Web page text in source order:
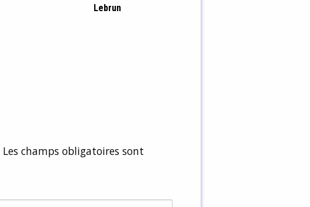
Lebrun
Les champs obligatoires sont